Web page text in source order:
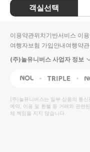
객실선택
이용약관위치기반서비스 이
여행자보험 가입안내여행약관
(주)놀유니버스 사업자 정보
NOL Triple
(주)놀유니버스는 일부 상품의 통
예약, 이용 및 환불 등 거래와 관련
체 책임을 지지 않습니다.